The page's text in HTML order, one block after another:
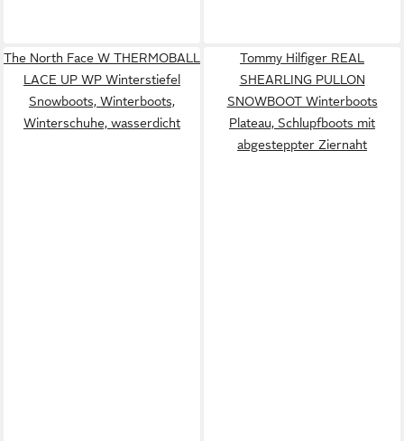
The North Face W THERMOBALL
LACE UP WP Winterstiefel
Snowboots, Winterboots,
Winterschuhe, wasserdicht
Tommy Hilfiger REAL
SHEARLING PULLON
SNOWBOOT Winterboots
Plateau, Schlupfboots mit
abgesteppter Ziernaht